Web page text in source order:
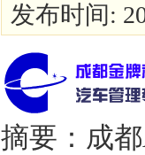
发布时间:
摘要：成